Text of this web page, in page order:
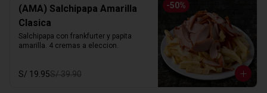
-50%
(AMA) Salchipapa Amarilla
Clasica
Salchipapa con frankfurter y papita
amarilla. 4 cremas a eleccion.
S/ 19.95S/ 39.90